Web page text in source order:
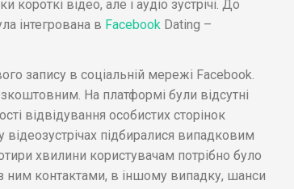
відео, але і аудіо зустрічі. До
інтегрована в Facebook Dating –
запису в соціальній мережі Facebook.
На платформі були відсутні
відвідування особистих сторінок
відеозустрічах підбиралися випадковим
хвилини користувачам потрібно було
ним контактами, в іншому випадку, шанси